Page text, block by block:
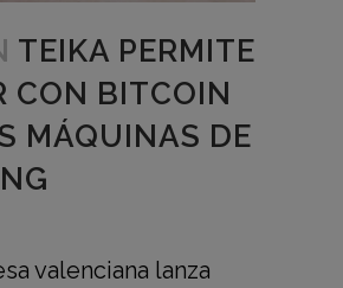
TEIKA PERMITE
CON BITCOIN
MÁQUINAS DE
valenciana lanza